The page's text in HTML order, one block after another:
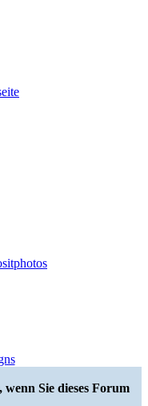
Sie dieses Forum